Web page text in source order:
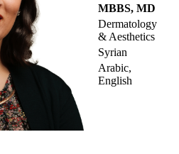
MBBS, MD
Dermatology
& Aesthetics
Syrian
Arabic,
English